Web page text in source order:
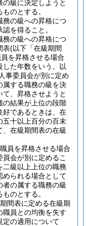
級に決定しようと
のとする。
務の級への昇格につ
を得ること。
務の級への昇格につ
表(以下「在級期間
を昇格させる場合
た年数をいう。以
事委員会が別に定め
属する職務の級を決
て、昇格させようと
の結果が上位の段階
好であるときは、在
五十以上百分の百未
在級期間表の在級
員を昇格させる場合
会が別に定めるこ
二級以上上位の職務
められる場合として
者の属する職務の級
のとする。
間表に定める在級期
職員との均衡を失す
定の適用について